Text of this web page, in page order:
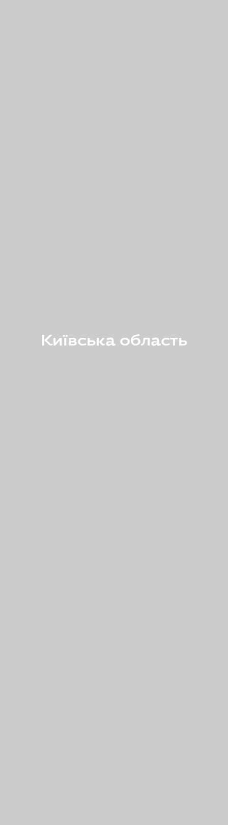
Київська область